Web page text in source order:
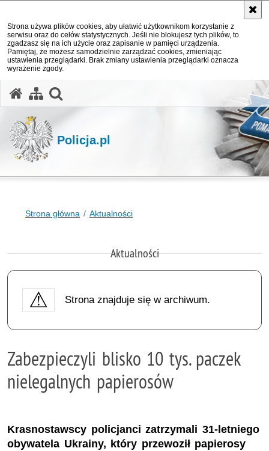
Strona używa plików cookies, aby ułatwić użytkownikom korzystanie z
serwisu oraz do celów statystycznych. Jeśli nie blokujesz tych plików, to
zgadzasz się na ich użycie oraz zapisanie w pamięci urządzenia.
Pamiętaj, że możesz samodzielnie zarządzać cookies, zmieniając
ustawienia przeglądarki. Brak zmiany ustawienia przeglądarki oznacza
wyrażenie zgody.
Policja.pl
Strona główna Aktualności
Aktualności
Strona znajduje się w archiwum.
Zabezpieczyli blisko 10 tys. paczek
nielegalnych papierosów
Krasnostawscy policjanci zatrzymali 31-letniego
obywatela Ukrainy, który przewoził papierosy